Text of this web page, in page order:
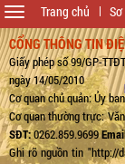
Trang chủ
Toggle
navigation
CỔNG THÔNG TIN
Giấy phép số 99/GP-
ngày 14/05/2010
Cơ quan chủ quản: Ủy
Cơ quan thường trực:
SĐT:0262.859.9699
Ghi rõ nguồn tin "http://